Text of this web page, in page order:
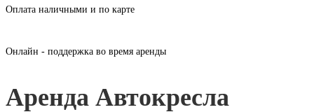
Оплата наличными и по карте
Онлайн - поддержка во время аренды
Аренда Автокресла